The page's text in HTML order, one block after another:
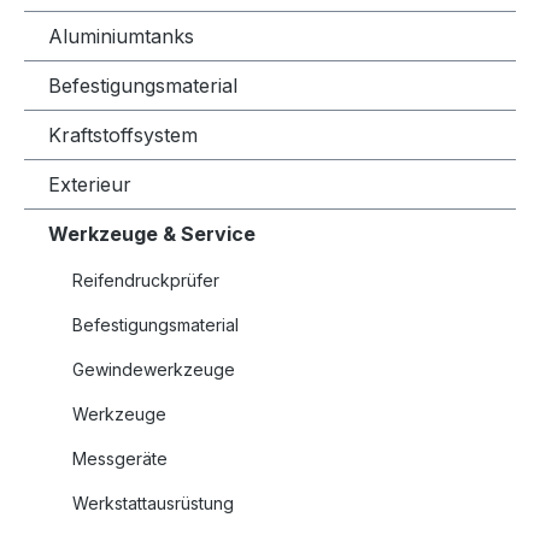
Aluminiumtanks
Befestigungsmaterial
Kraftstoffsystem
Exterieur
Werkzeuge & Service
Reifendruckprüfer
Befestigungsmaterial
Gewindewerkzeuge
Werkzeuge
Messgeräte
Werkstattausrüstung